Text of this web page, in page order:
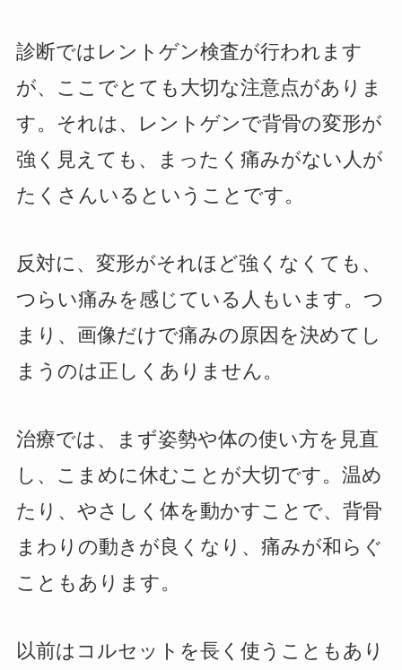
診断ではレントゲン検査が行われます
が、ここでとても大切な注意点がありま
す。それは、レントゲンで背骨の変形が
強く見えても、まったく痛みがない人が
たくさんいるということです。
反対に、変形がそれほど強くなくても、
つらい痛みを感じている人もいます。つ
まり、画像だけで痛みの原因を決めてし
まうのは正しくありません。
治療では、まず姿勢や体の使い方を見直
し、こまめに休むことが大切です。温め
たり、やさしく体を動かすことで、背骨
まわりの動きが良くなり、痛みが和らぐ
こともあります。
以前はコルセットを長く使うこともあり